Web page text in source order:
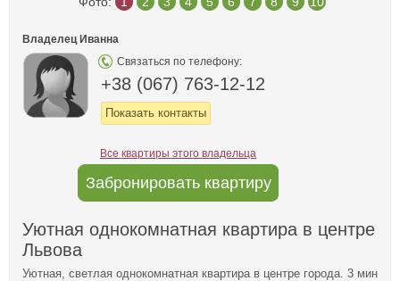
Владелец Иванна
Связаться по телефону:
+38 (067) 763-12-12
Показать контакты
Все квартиры этого владельца
Забронировать квартиру
Уютная однокомнатная квартира в центре
Львова
Уютная, светлая однокомнатная квартира в центре города. 3 мин